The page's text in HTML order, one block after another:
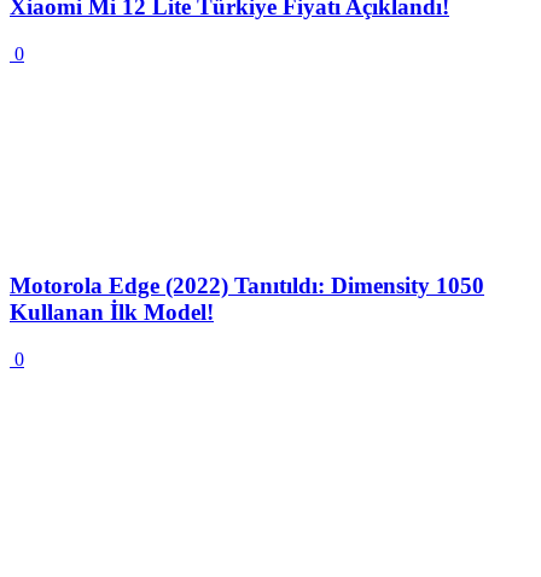
Xiaomi Mi 12 Lite Türkiye Fiyatı Açıklandı!
0
Motorola Edge (2022) Tanıtıldı: Dimensity 1050
Kullanan İlk Model!
0